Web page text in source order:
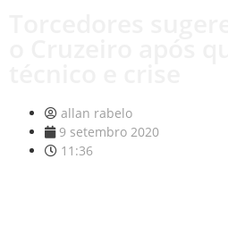
allan rabelo
9 setembro 2020
11:36